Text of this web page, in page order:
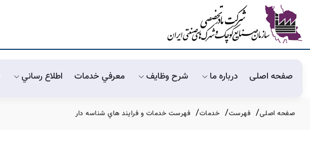
صفحه اصلی درباره ما شرح وظايف معرفي خدمات اطلاع رساني
صفحه اصلی فهرست خدمات فهرست خدمات و فرايند هاي شناسه دار